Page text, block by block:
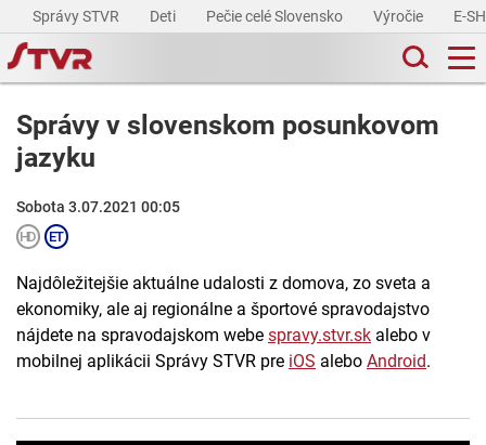
Správy STVR Deti Pečie celé Slovensko Výročie E-
Správy v slovenskom posunkovom
jazyku
Sobota 3.07.2021 00:05
Najdôležitejšie aktuálne udalosti z domova, zo sveta a
ekonomiky, ale aj regionálne a športové spravodajstvo
nájdete na spravodajskom webe spravy.stvr.sk alebo v
mobilnej aplikácii Správy STVR pre iOS alebo Android.